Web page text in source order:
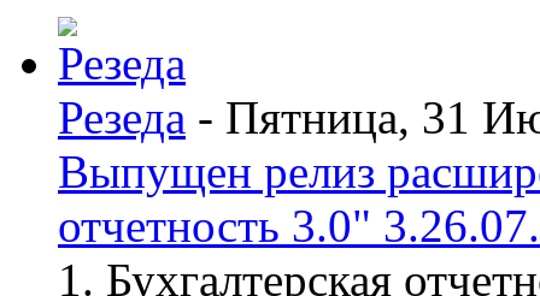
Резеда - Пятница, 31
Выпущен релиз
отчетность 3.0"
1. Бухгалтерская